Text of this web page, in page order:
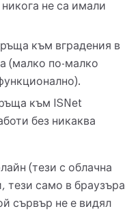
не са имали
към вградения в
(малко по-малко
към ISNet
без никаква
(тези с облачна
тези само в браузъра
сървър не е видял